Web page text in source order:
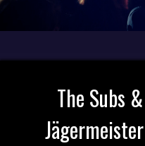
The Subs